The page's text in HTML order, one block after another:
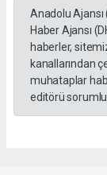
Anadolu Ajansı
Haber Ajansı
haberler,
kanallarından
muhataplar
editörü sorumlu